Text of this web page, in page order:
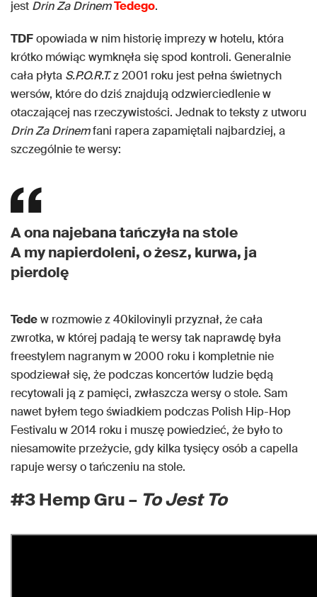
jest Drin Za DrinemTedego.
TDFopowiada w nim historię imprezy w hotelu, która
krótko mówiąc wymknęła się spod kontroli. Generalnie
cała płyta S.P.O.R.T.z 2001 roku jest pełna świetnych
wersów, które do dziś znajdują odzwierciedlenie w
otaczającej nas rzeczywistości. Jednak to teksty z utworu
Drin Za Drinemfani rapera zapamiętali najbardziej, a
szczególnie te wersy:
A ona najebana tańczyła na stole
A my napierdoleni, o żesz, kurwa, ja
pierdolę
Tedew rozmowie z 40kilovinyli przyznał, że cała
zwrotka, w której padają te wersy tak naprawdę była
freestylem nagranym w 2000 roku i kompletnie nie
spodziewał się, że podczas koncertów ludzie będą
recytowali ją z pamięci, zwłaszcza wersy o stole. Sam
nawet byłem tego świadkiem podczas Polish Hip-Hop
Festivalu w 2014 roku i muszę powiedzieć, że było to
niesamowite przeżycie, gdy kilka tysięcy osób a capella
rapuje wersy o tańczeniu na stole.
#3 Hemp Gru – To Jest To